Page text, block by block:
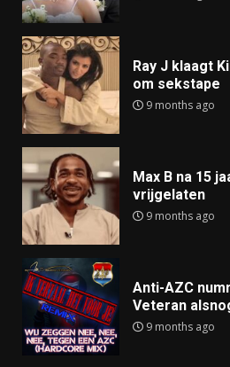
Ray J klaagt
om sekstape
9 months ago
Max B na 15
vrijgelaten
9 months ago
Anti-AZC
Veteran
9 months ago